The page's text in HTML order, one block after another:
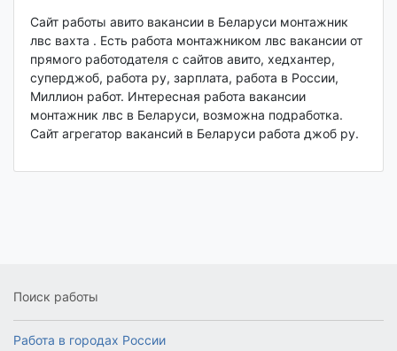
Сайт работы авито вакансии в Беларуси монтажник
лвс вахта . Есть работа монтажником лвс вакансии от
прямого работодателя с сайтов авито, хедхантер,
суперджоб, работа ру, зарплата, работа в России,
Миллион работ. Интересная работа вакансии
монтажник лвс в Беларуси, возможна подработка.
Сайт агрегатор вакансий в Беларуси работа джоб ру.
Поиск работы
Работа в городах России